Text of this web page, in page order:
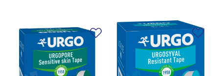
Добави в любими